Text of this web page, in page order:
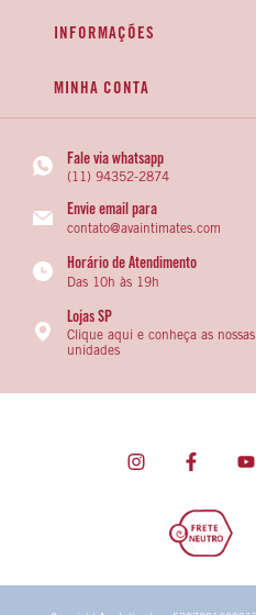
INFORMAÇÕES
MINHA CONTA
Fale via whatsapp
(11) 94352-2874
Envie email para
contato@avaintimates.com
Horário de Atendimento
Das 10h às 19h
Lojas SP
Clique aqui e conheça as nossas
unidades